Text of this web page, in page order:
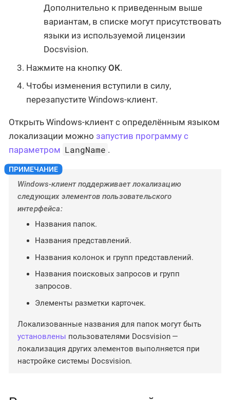
Дополнительно к приведенным выше
вариантам, в списке могут присутствовать
языки из используемой лицензии
Docsvision.
Нажмите на кнопку ОК.
Чтобы изменения вступили в силу,
перезапустите Windows-клиент.
Открыть Windows-клиент с определённым языком
локализации можно запустив программу с
параметром LangName .
Windows-клиент поддерживает локализацию
следующих элементов пользовательского
интерфейса:
Названия папок.
Названия представлений.
Названия колонок и групп представлений.
Названия поисковых запросов и групп
запросов.
Элементы разметки карточек.
Локализованные названия для папок могут быть
установлены пользователями Docsvision —
локализация других элементов выполняется при
настройке системы Docsvision.